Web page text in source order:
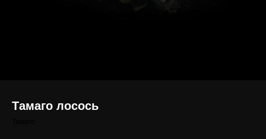
Тамаго лосось